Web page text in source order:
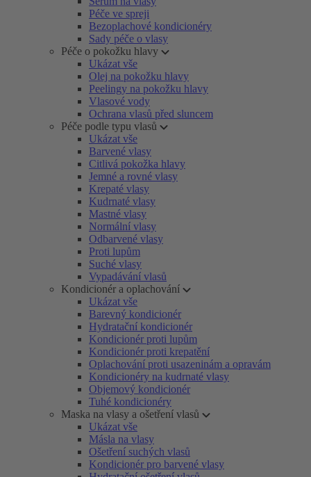
Péče ve spreji
Bezoplachové kondicionéry
Sady péče o vlasy
Péče o pokožku hlavy
Ukázat vše
Olej na pokožku hlavy
Peelingy na pokožku hlavy
Vlasové vody
Ochrana vlasů před sluncem
Péče podle typu vlasů
Ukázat vše
Barvené vlasy
Citlivá pokožka hlavy
Jemné a rovné vlasy
Krepaté vlasy
Kudrnaté vlasy
Mastné vlasy
Normální vlasy
Odbarvené vlasy
Proti lupům
Suché vlasy
Vypadávání vlasů
Kondicionér a oplachování
Ukázat vše
Barevný kondicionér
Hydratační kondicionér
Kondicionér proti lupům
Kondicionér proti krepatění
Oplachování proti usazeninám a opravám
Kondicionéry na kudrnaté vlasy
Objemový kondicionér
Tuhé kondicionéry
Maska na vlasy a ošetření vlasů
Ukázat vše
Másla na vlasy
Ošetření suchých vlasů
Kondicionér pro barvené vlasy